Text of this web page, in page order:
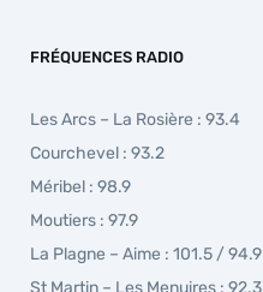
FRÉQUENCES RADIO
Les Arcs – La Rosière : 93.4
Courchevel : 93.2
Méribel : 98.9
Moutiers : 97.9
La Plagne – Aime : 101.5 / 94.9
St Martin – Les Menuires : 92.3